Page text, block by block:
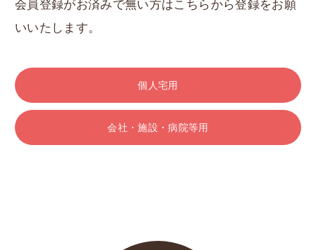
会員登録がお済みで無い方はこちらから登録をお願
いいたします。
個人宅用
会社・施設・病院等用